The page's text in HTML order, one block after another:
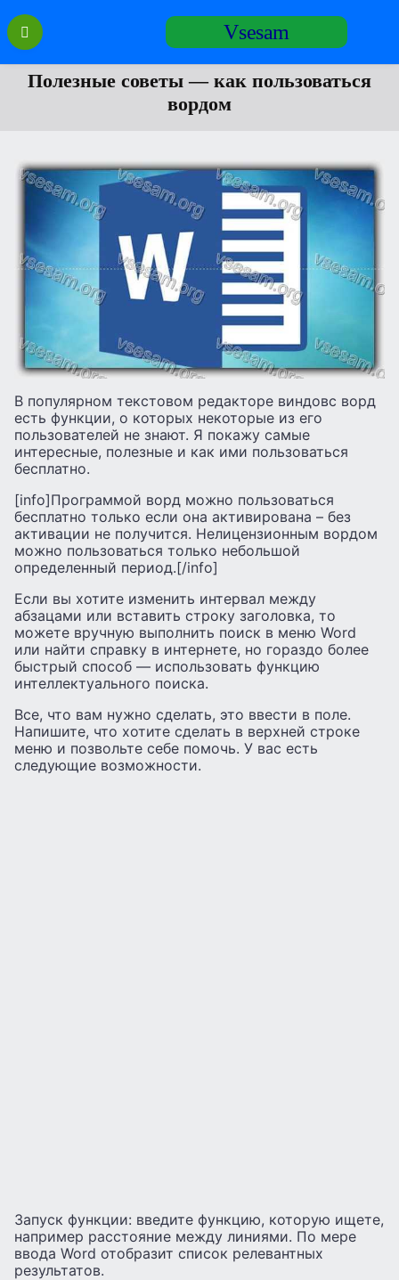
Перейти
содержанию
Vsesam
Полезные советы — как пользоваться
вордом
В популярном текстовом редакторе виндовс ворд
есть функции, о которых некоторые из его
пользователей не знают. Я покажу самые
интересные, полезные и как ими пользоваться
бесплатно.
[info]Программой ворд можно пользоваться
бесплатно только если она активирована – без
активации не получится. Нелицензионным вордом
можно пользоваться только небольшой
определенный период.[/info]
Если вы хотите изменить интервал между
абзацами или вставить строку заголовка, то
можете вручную выполнить поиск в меню Word
или найти справку в интернете, но гораздо более
быстрый способ — использовать функцию
интеллектуального поиска.
Все, что вам нужно сделать, это ввести в поле.
Напишите, что хотите сделать в верхней строке
меню и позвольте себе помочь. У вас есть
следующие возможности.
Запуск функции: введите функцию, которую ищете,
например расстояние между линиями. По мере
ввода Word отобразит список релевантных
результатов.